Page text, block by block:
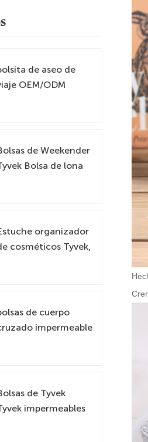
de aseo de
OEM/ODM
de Weekender
Bolsa de lona
organizador
cosméticos Tyvek,
de cuerpo
impermeable
de Tyvek
impermeables